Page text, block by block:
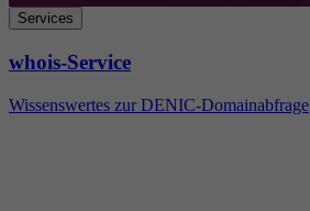
Services
whois-Service
Wissenswertes zur DENIC-Domainabfrage